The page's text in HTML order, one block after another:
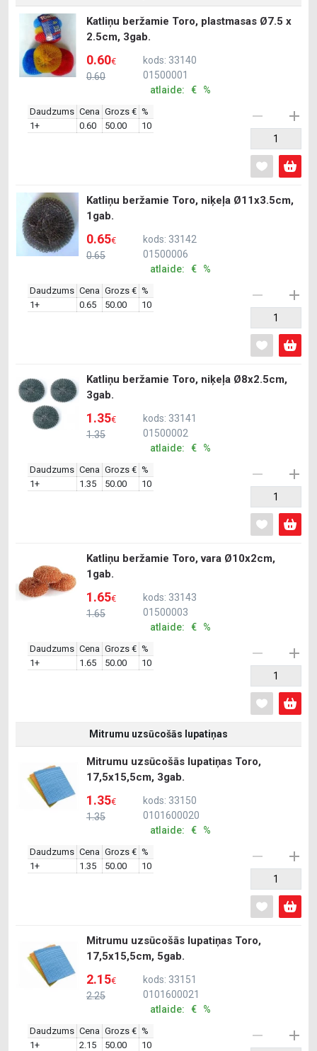
Katliņu beržamie Toro, plastmasas Ø7.5 x
2.5cm, 3gab.
0.60
0.60€
kods: 33140
01500001
atlaide: € %
Daudzums Cena Grozs € %
1+
0.60 50.00 10
Katliņu beržamie Toro, niķeļa Ø11x3.5cm,
1gab.
0.65
0.65€
kods: 33142
01500006
atlaide: € %
Daudzums Cena Grozs € %
1+
0.65 50.00 10
Katliņu beržamie Toro, niķeļa Ø8x2.5cm,
3gab.
1.35
1.35€
kods: 33141
01500002
atlaide: € %
Daudzums Cena Grozs € %
1+
1.35 50.00 10
Katliņu beržamie Toro, vara Ø10x2cm,
1gab.
1.65
1.65€
kods: 33143
01500003
atlaide: € %
Daudzums Cena Grozs € %
1+
1.65 50.00 10
Mitrumu uzsūcošās lupatiņas
Mitrumu uzsūcošās lupatiņas Toro,
17,5x15,5cm, 3gab.
1.35
1.35€
kods: 33150
0101600020
atlaide: € %
Daudzums Cena Grozs € %
1+
1.35 50.00 10
Mitrumu uzsūcošās lupatiņas Toro,
17,5x15,5cm, 5gab.
2.25
2.15€
kods: 33151
0101600021
atlaide: € %
Daudzums Cena Grozs € %
1+
2.15 50.00 10